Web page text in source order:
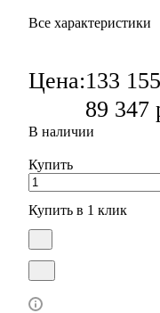
Все характеристики
Цена:133
89 347
В наличии
Купить
Купить в 1 клик